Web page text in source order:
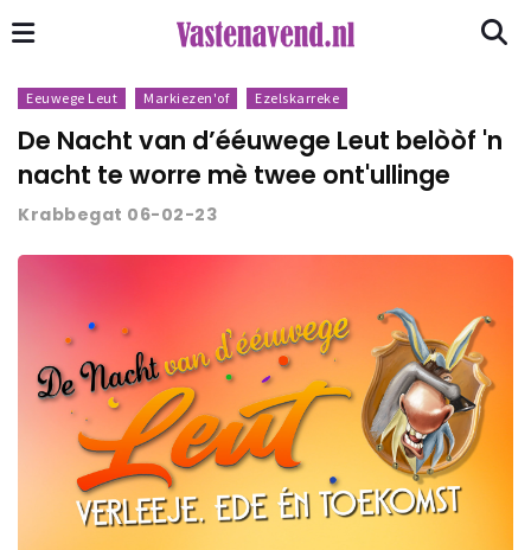
Eeuwege Leut Markiezen'of Ezelskarreke
De Nacht van d’ééuwege Leut belòòf 'n
nacht te worre mè twee ont'ullinge
Krabbegat 06-02-23